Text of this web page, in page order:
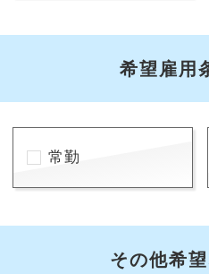
希望雇用
常勤
その他希